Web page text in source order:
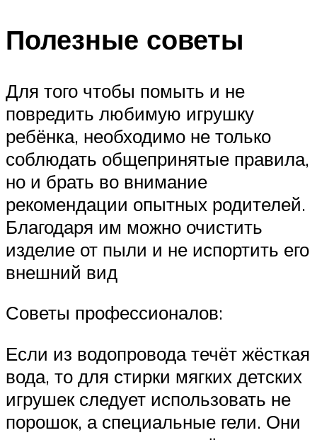
Полезные советы
Для того чтобы помыть и не
повредить любимую игрушку
ребёнка, необходимо не только
соблюдать общепринятые правила,
но и брать во внимание
рекомендации опытных родителей.
Благодаря им можно очистить
изделие от пыли и не испортить его
внешний вид
Советы профессионалов:
Если из водопровода течёт жёсткая
вода, то для стирки мягких детских
игрушек следует использовать не
порошок, а специальные гели. Они